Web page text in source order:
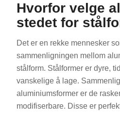
Hvorfor velge
stedet for
Det er en rekke mennesker
sammenligningen mellom
stålform. Stålformer er dyre,
vanskelige å lage.
aluminiumsformer er de
modifiserbare. Disse er